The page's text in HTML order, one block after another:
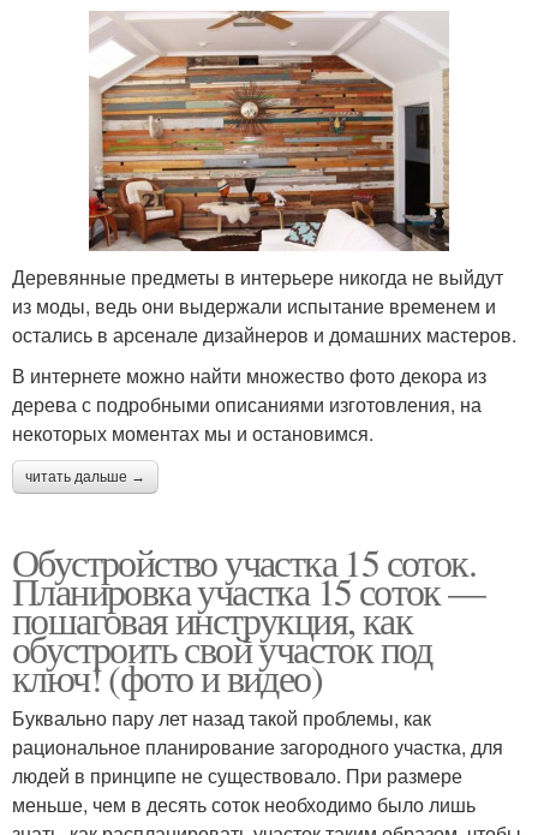
Деревянные предметы в интерьере никогда не выйдут
из моды, ведь они выдержали испытание временем и
остались в арсенале дизайнеров и домашних мастеров.
В интернете можно найти множество фото декора из
дерева с подробными описаниями изготовления, на
некоторых моментах мы и остановимся.
читать дальше →
Обустройство участка 15 соток.
Планировка участка 15 соток —
пошаговая инструкция, как
обустроить свой участок под
ключ! (фото и видео)
Буквально пару лет назад такой проблемы, как
рациональное планирование загородного участка, для
людей в принципе не существовало. При размере
меньше, чем в десять соток необходимо было лишь